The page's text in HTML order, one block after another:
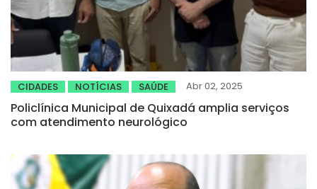
CIDADES NOTÍCIAS SAÚDE Abr 02, 2025
Policlínica Municipal de Quixadá amplia serviços
com atendimento neurológico